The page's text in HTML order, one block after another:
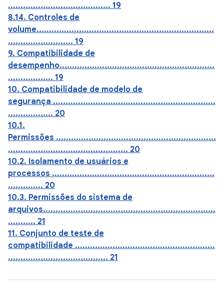
......................................... 19
8.14. Controles de
volume.......................................................................
.......................... 19
9. Compatibilidade de
desempenho..............................................................
.................. 19
10. Compatibilidade de modelo de
segurança .................................................................
.................. 20
10.1.
Permissões ................................................................
................................................ 20
10.2. Isolamento de usuários e
processos .................................................................
.............. 20
10.3. Permissões do sistema de
arquivos.....................................................................
........... 21
11. Conjunto de teste de
compatibilidade ........................................................
........................................ 21